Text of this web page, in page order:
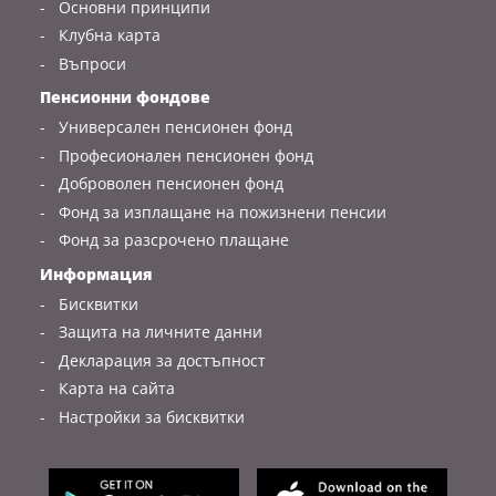
Основни принципи
Клубна карта
Въпроси
Пенсионни фондове
Универсален пенсионен фонд
Професионален пенсионен фонд
Доброволен пенсионен фонд
Фонд за изплащане на пожизнени пенсии
Фонд за разсрочено плащане
Информация
Бисквитки
Защита на личните данни
Декларация за достъпност
Карта на сайта
Настройки за бисквитки